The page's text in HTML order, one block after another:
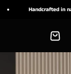
Handcrafted in
장바